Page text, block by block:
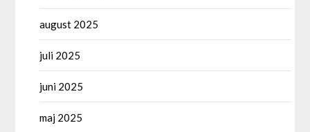
august 2025
juli 2025
juni 2025
maj 2025